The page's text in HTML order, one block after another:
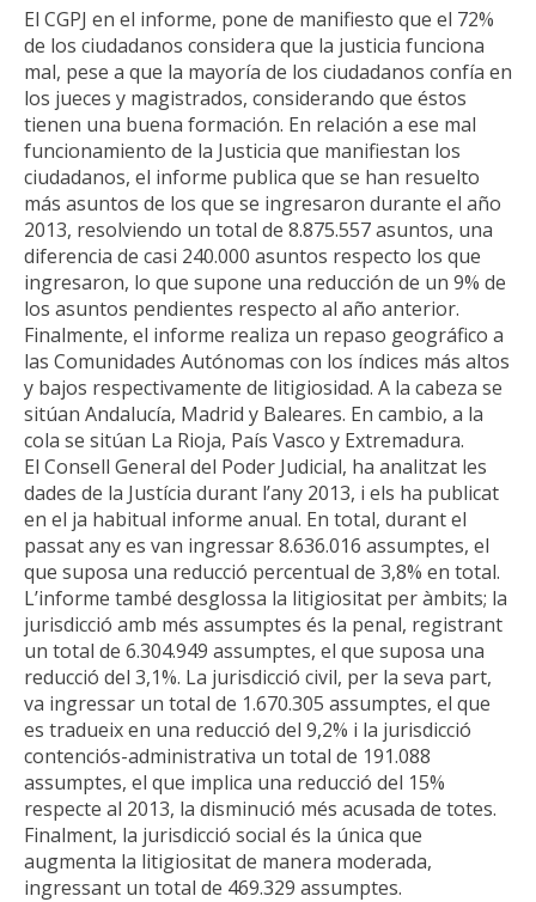
El CGPJ en el informe, pone de manifiesto que el 72%
de los ciudadanos considera que la justicia funciona
mal, pese a que la mayoría de los ciudadanos confía en
los jueces y magistrados, considerando que éstos
tienen una buena formación. En relación a ese mal
funcionamiento de la Justicia que manifiestan los
ciudadanos, el informe publica que se han resuelto
más asuntos de los que se ingresaron durante el año
2013, resolviendo un total de 8.875.557 asuntos, una
diferencia de casi 240.000 asuntos respecto los que
ingresaron, lo que supone una reducción de un 9% de
los asuntos pendientes respecto al año anterior.
Finalmente, el informe realiza un repaso geográfico a
las Comunidades Autónomas con los índices más altos
y bajos respectivamente de litigiosidad. A la cabeza se
sitúan Andalucía, Madrid y Baleares. En cambio, a la
cola se sitúan La Rioja, País Vasco y Extremadura.
El Consell General del Poder Judicial, ha analitzat les
dades de la Justícia durant l’any 2013, i els ha publicat
en el ja habitual informe anual. En total, durant el
passat any es van ingressar 8.636.016 assumptes, el
que suposa una reducció percentual de 3,8% en total.
L’informe també desglossa la litigiositat per àmbits; la
jurisdicció amb més assumptes és la penal, registrant
un total de 6.304.949 assumptes, el que suposa una
reducció del 3,1%. La jurisdicció civil, per la seva part,
va ingressar un total de 1.670.305 assumptes, el que
es tradueix en una reducció del 9,2% i la jurisdicció
contenciós-administrativa un total de 191.088
assumptes, el que implica una reducció del 15%
respecte al 2013, la disminució més acusada de totes.
Finalment, la jurisdicció social és la única que
augmenta la litigiositat de manera moderada,
ingressant un total de 469.329 assumptes.